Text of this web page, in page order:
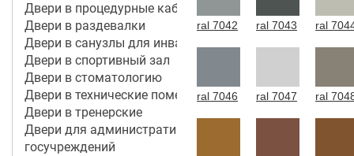
Двери в процедурные кабинеты
Двери в раздевалки
Двери в санузлы для инвалидов
Двери в спортивный зал
Двери в стоматологию
Двери в технические помещения
Двери в тренерские
Двери для административных зданий и
госучреждений
ral 7042 ral 7043 ral
ral 7046 ral 7047 ral